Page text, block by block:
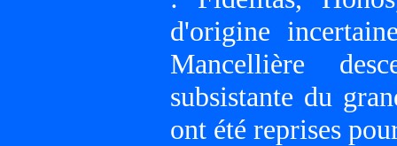
d'origine
Mancellière
subsistante du
ont été reprises